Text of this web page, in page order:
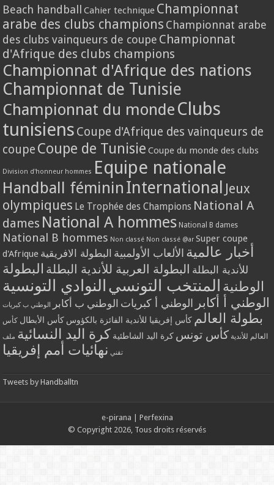
Beach handball Cahier technique Championnat
arabe des clubs champions Championnat arabe
des clubs vainqueurs de coupe Championnat
d'Afrique des clubs champions
Championnat d'Afrique des nations
Championnat de Tunisie
Championnat du monde Clubs
tunisiens Coupe d'Afrique des vainqueurs de
coupe Coupe de Tunisie Coupe du monde des clubs
Division d'honneur hommes Equipe nationale
Handball féminin International Jeux
olympiques Le Trophée des Champions National A
dames National A hommes National B dames
National B hommes Non classé Non classé @ar Super coupe
d'Afrique
أخبار عالمية الألعاب الأولمبية البطولة الافريقية
للأندية البطلة البطولة العربية للأندية البطلة البطولة
الوطنية المنتخب التونسي النوادي التونسية
الوطني أ أكابر الوطني أ كبريات الوطني ب أكابر الوطني ب كبريات
بطولة العالم كأس إفريقيا للأندية الفائزة بالكؤوس كأس الأبطال كأس
العالم للأندية كأس تونس كرة اليد الشاطئية كرة اليد النسائية ملف
تقني نهائيات أمم إفريقيا
Tweets by Handballtn
e-pirana
Perfexina
© Copyright 2026, Tous droits réservés